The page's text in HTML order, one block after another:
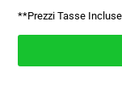
**Prezzi Tasse Incluse